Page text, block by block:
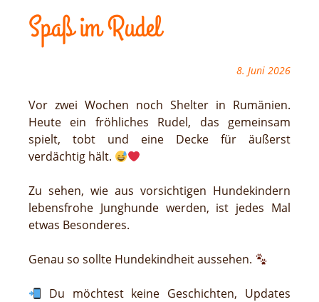
Spaß im Rudel
8. Juni 2026
Vor zwei Wochen noch Shelter in Rumänien.
Heute ein fröhliches Rudel, das gemeinsam
spielt, tobt und eine Decke für äußerst
verdächtig hält.
Zu sehen, wie aus vorsichtigen Hundekindern
lebensfrohe Junghunde werden, ist jedes Mal
etwas Besonderes.
Genau so sollte Hundekindheit aussehen.
Du möchtest keine Geschichten, Updates